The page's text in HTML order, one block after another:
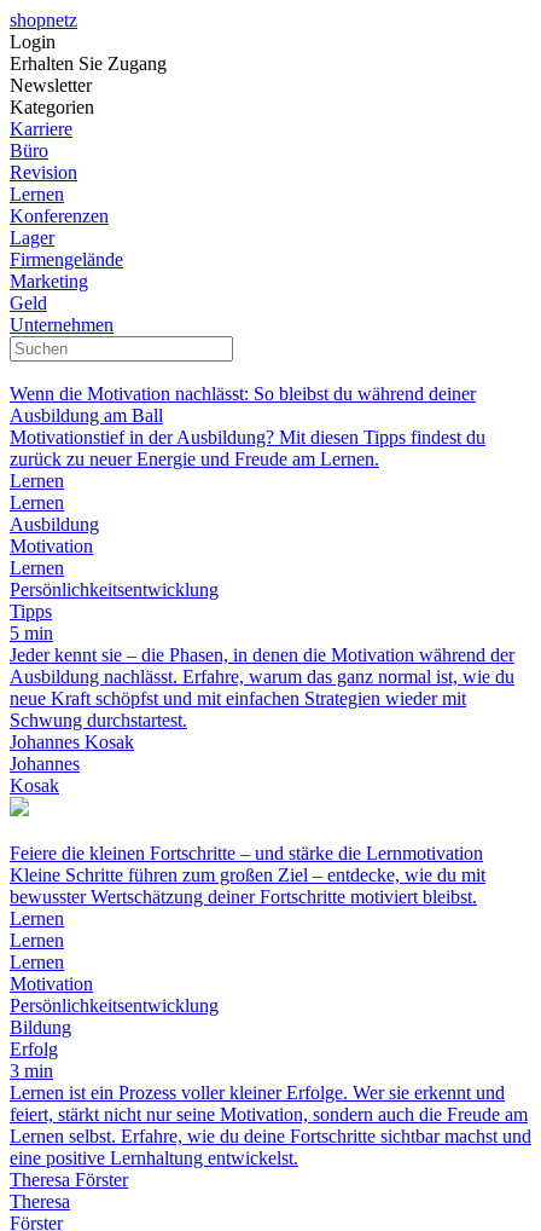
shopnetz
Login
Erhalten Sie Zugang
Newsletter
Kategorien
Karriere
Büro
Revision
Lernen
Konferenzen
Lager
Firmengelände
Marketing
Geld
Unternehmen
Wenn die Motivation nachlässt: So bleibst du während deiner
Ausbildung am Ball
Motivationstief in der Ausbildung? Mit diesen Tipps findest du
zurück zu neuer Energie und Freude am Lernen.
Lernen
Lernen
Ausbildung
Motivation
Lernen
Persönlichkeitsentwicklung
Tipps
5 min
Jeder kennt sie – die Phasen, in denen die Motivation während der
Ausbildung nachlässt. Erfahre, warum das ganz normal ist, wie du
neue Kraft schöpfst und mit einfachen Strategien wieder mit
Schwung durchstartest.
Johannes Kosak
Johannes
Kosak
Feiere die kleinen Fortschritte – und stärke die Lernmotivation
Kleine Schritte führen zum großen Ziel – entdecke, wie du mit
bewusster Wertschätzung deiner Fortschritte motiviert bleibst.
Lernen
Lernen
Lernen
Motivation
Persönlichkeitsentwicklung
Bildung
Erfolg
3 min
Lernen ist ein Prozess voller kleiner Erfolge. Wer sie erkennt und
feiert, stärkt nicht nur seine Motivation, sondern auch die Freude am
Lernen selbst. Erfahre, wie du deine Fortschritte sichtbar machst und
eine positive Lernhaltung entwickelst.
Theresa Förster
Theresa
Förster